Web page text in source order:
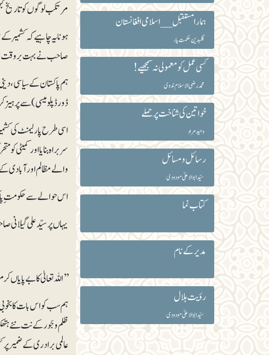
ہمارا مستقبل __اسلامی افغانستان
گلبدین حکمت یار
کسی عمل کو معمولی نہ سمجھیے!
محمد رضی الاسلام ندوی
خواتین کی شناخت پر حملے
وحید مراد
رسائل و مسائل
سیّد ابوالاعلیٰ مودودی
کتاب نما
مدیر کے نام
رؤیت ہلال
سیّد ابوالاعلیٰ مودودی
مرتکب لوگوں کو تاریخ
ہونا یہ چاہیے کہ کشمیر
صاحب نے بہت بروقت
ہم پاکستان کے سیاسی،
ڈور ڈپلومیسی)سے پرہیز
اسی طرح پارلیمنٹ کی
والے مظالم اور آبادی
اس حوالے سے حکومت
یہاں پر سیّد علی گیلانی
’’اللہ تعالیٰ کا بے
ہم سب کو اس بات کا
ظلم و جَور کے نت نئے
عالمی برادری کے ضمیر